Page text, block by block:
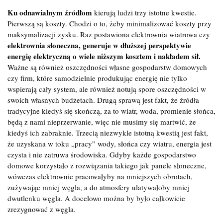
Ku odnawialnym źródłom kierują ludzi trzy istotne kwestie.
Pierwszą są koszty. Chodzi o to, żeby minimalizować koszty przy
maksymalizacji zysku. Raz postawiona elektrownia wiatrowa czy
elektrownia słoneczna, generuje w dłuższej perspektywie
energię elektryczną o wiele niższym kosztem i nakładem sił.
Ważne są również oszczędności własne gospodarstw domowych
czy firm, które samodzielnie produkując energię nie tylko
wspierają cały system, ale również notują spore oszczędności w
swoich własnych budżetach. Drugą sprawą jest fakt, że źródła
tradycyjne kiedyś się skończą, za to wiatr, woda, promienie słońca,
będą z nami nieprzerwanie, więc nie musimy się martwić, że
kiedyś ich zabraknie. Trzecią niezwykle istotną kwestią jest fakt,
że uzyskana w toku „pracy” wody, słońca czy wiatru, energia jest
czysta i nie zatruwa środowiska. Gdyby każde gospodarstwo
domowe korzystało z rozwiązania takiego jak panele słoneczne,
wówczas elektrownie pracowałyby na mniejszych obrotach,
zużywając mniej węgla, a do atmosfery ulatywałoby mniej
dwutlenku węgla. A docelowo można by było całkowicie
zrezygnować z węgla.